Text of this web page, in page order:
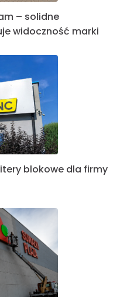
– solidne
widoczność marki
blokowe dla firmy